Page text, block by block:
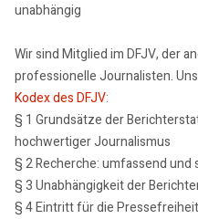
unabhängig
Wir sind Mitglied im DFJV, der
professionelle Journalisten.
Kodex des DFJV:
§ 1 Grundsätze der
hochwertiger Journalismus
§ 2 Recherche: umfassend und
§ 3 Unabhängigkeit der
§ 4 Eintritt für die Pressefreiheit